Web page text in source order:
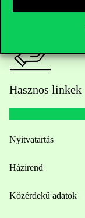
Hasznos linkek
Nyitvatartás
Házirend
Közérdekű adatok